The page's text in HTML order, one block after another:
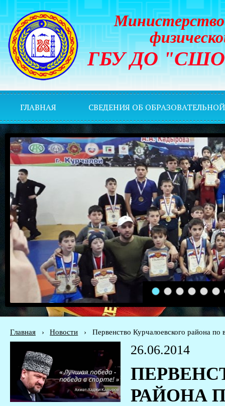
Министерство
ГБУ ДО "СШОР
ГЛАВНАЯ СВЕДЕНИЯ ОБ
1 2 3 4 5 6
Главная › Новости › Первенство Курчалоевского района по
26.06.2014
РАЙОНА